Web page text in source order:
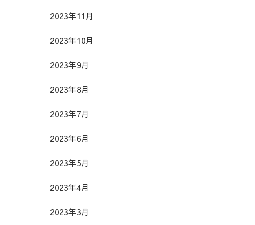
2023年11月
2023年10月
2023年9月
2023年8月
2023年7月
2023年6月
2023年5月
2023年4月
2023年3月